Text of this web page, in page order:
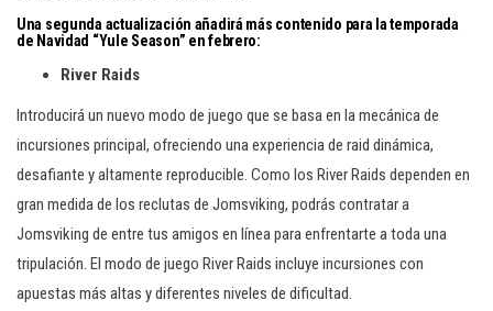
Una segunda actualización añadirá más contenido para la temporada
de Navidad “Yule Season” en febrero:
River Raids
Introducirá un nuevo modo de juego que se basa en la mecánica de
incursiones principal, ofreciendo una experiencia de raid dinámica,
desafiante y altamente reproducible. Como los River Raids dependen en
gran medida de los reclutas de Jomsviking, podrás contratar a
Jomsviking de entre tus amigos en línea para enfrentarte a toda una
tripulación. El modo de juego River Raids incluye incursiones con
apuestas más altas y diferentes niveles de dificultad.